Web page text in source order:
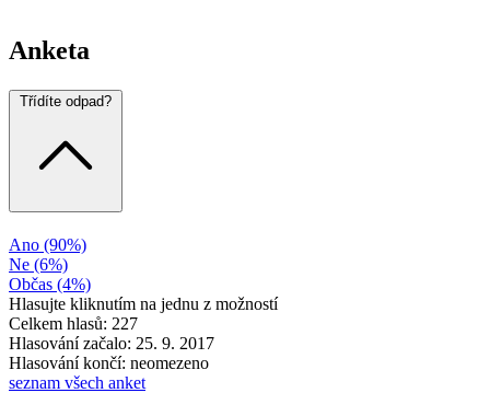
Anketa
Třídíte odpad?
Ano (90%)
Ne (6%)
Občas (4%)
Hlasujte kliknutím na jednu z možností
Celkem hlasů: 227
Hlasování začalo: 25. 9. 2017
Hlasování končí: neomezeno
seznam všech anket